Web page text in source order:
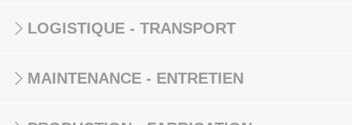
LOGISTIQUE - TRANSPORT
MAINTENANCE - ENTRETIEN